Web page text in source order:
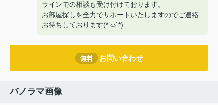
ラインでの相談も受け付けております。
お部屋探しを全力でサポートいたしますのでご連絡
お待ちしております(*´ω`*)
無料 お問い合わせ
パノラマ画像